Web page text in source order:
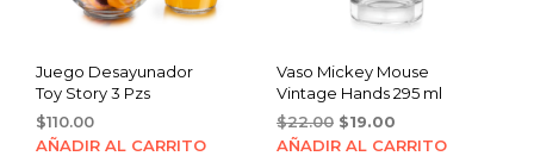
Juego Desayunador
Toy Story 3 Pzs
$110.00
AÑADIR AL CARRITO
Vaso Mickey Mouse
Vintage Hands 295 ml
$22.00 Original
price
$19.00Current
price
AÑADIR AL CARRITO